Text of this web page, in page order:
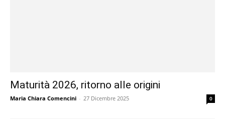
Maturità 2026, ritorno alle origini
Maria Chiara Comencini - 27 Dicembre 2025 0